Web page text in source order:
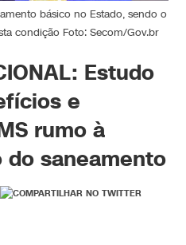
básico no Estado, sendo o
condição Foto: Secom/Gov.br
Estudo
e
rumo à
do saneamento